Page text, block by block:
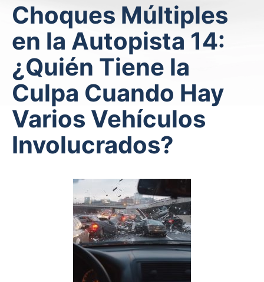
Choques Múltiples
en la Autopista 14:
¿Quién Tiene la
Culpa Cuando Hay
Varios Vehículos
Involucrados?